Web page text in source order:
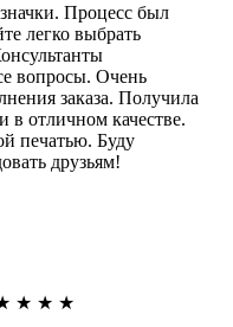
значки. Процесс был
легко выбрать
вопросы. Очень
заказа. Получила
в отличном качестве.
печатью. Буду
друзьям!
★ ★ ★